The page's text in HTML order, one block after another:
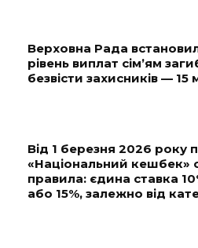
Верховна Рада
рівень виплат сім’ям
безвісти захисників — 15
Від 1 березня 2026 року
«Національний кешбек»
правила: єдина ставка
або 15%, залежно від